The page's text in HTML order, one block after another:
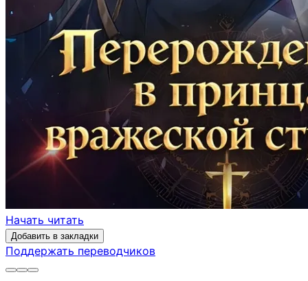
Начать читать
Добавить в закладки
Поддержать переводчиков